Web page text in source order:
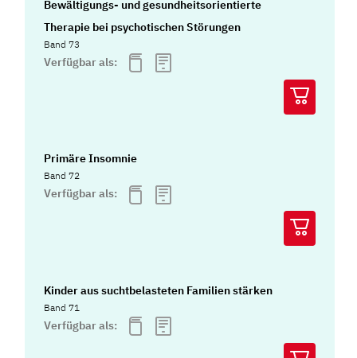
Bewältigungs- und gesundheitsorientierte
Therapie bei psychotischen Störungen
Band 73
Verfügbar als:
Primäre Insomnie
Band 72
Verfügbar als:
Kinder aus suchtbelasteten Familien stärken
Band 71
Verfügbar als: